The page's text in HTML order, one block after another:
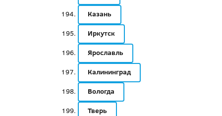
Казань
Иркутск
Ярославль
Калининград
Вологда
Тверь